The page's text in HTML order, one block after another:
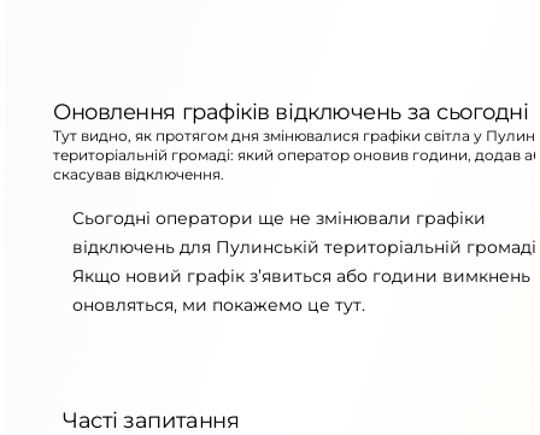
Оновлення графіків відключень за сьогодні
Тут видно, як протягом дня змінювалися графіки світла у
територіальній громаді: який оператор оновив години, додав
скасував відключення.
Сьогодні оператори ще не змінювали графіки
відключень для Пулинській територіальній громаді.
Якщо новий графік з’явиться або години вимкнень
оновляться, ми покажемо це тут.
Часті запитання